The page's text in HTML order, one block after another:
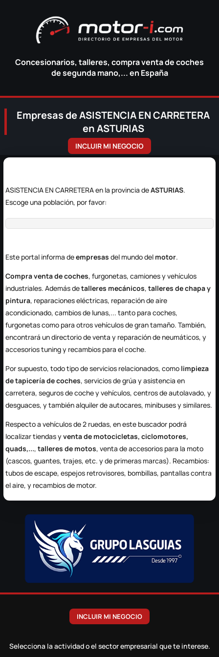
Concesionarios, talleres, compra venta de coches
de segunda mano,... en España
Empresas de ASISTENCIA EN CARRETERA
en ASTURIAS
INCLUIR MI NEGOCIO
ASISTENCIA EN CARRETERA en la provincia deASTURIAS.
Escoge una población, por favor:
Este portal informa deempresas del mundo del motor.
Compra venta de coches, furgonetas, camiones y vehículos
industriales. Además detalleres mecánicos,talleres de chapa y
pintura, reparaciones eléctricas, reparación de aire
acondicionado, cambios de lunas,... tanto para coches,
furgonetas como para otros vehículos de gran tamaño. También,
encontrará un directorio de venta y reparación de neumáticos, y
accesorios tuning y recambios para el coche.
Por supuesto, todo tipo de servicios relacionados, como limpieza
de tapicería de coches, servicios de grúa y asistencia en
carretera, seguros de coche y vehículos, centros de autolavado, y
desguaces, y también alquiler de autocares, minibuses y similares.
Respecto a vehículos de 2 ruedas, en este buscador podrá
localizar tiendas yventa de motocicletas, ciclomotores,
quads,...,talleres de motos, venta de accesorios para la moto
(cascos, guantes, trajes, etc. y de primeras marcas). Recambios:
tubos de escape, espejos retrovisores, bombillas, pantallas contra
el aire, y recambios de motor.
INCLUIR MI NEGOCIO
Selecciona la actividad o el sector empresarial que te interese.